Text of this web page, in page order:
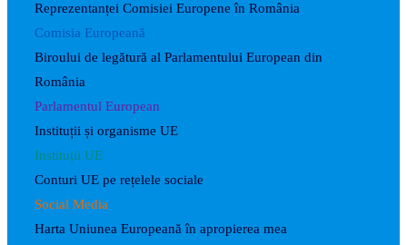
Reprezentanței Comisiei Europene în România
Comisia Europeană
Biroului de legătură al Parlamentului European din
România
Parlamentul European
Instituții și organisme UE
Instituții UE
Conturi UE pe rețelele sociale
Social Media
Harta Uniunea Europeană în apropierea mea